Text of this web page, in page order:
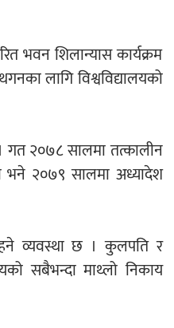
भवन शिलान्यास कार्यक्रम
लागि विश्वविद्यालयको
। गत २०७८ सालमा तत्कालीन
भने २०७९ सालमा अध्यादेश
रहने व्यवस्था छ । कुलपति र
सबैभन्दा माथ्लो निकाय